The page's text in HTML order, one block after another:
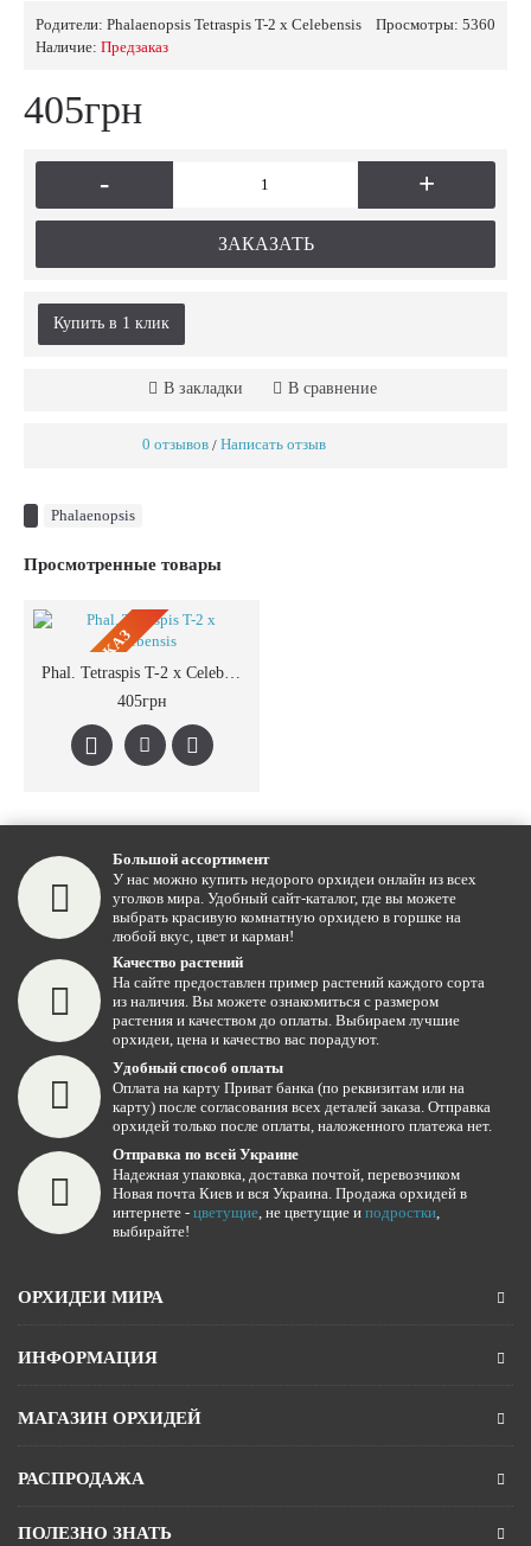
Просмотры: 5360
Родители: Phalaenopsis Tetraspis T-2 x Celebensis
Наличие: Предзаказ
405грн
- +
ЗАКАЗАТЬ
Купить в 1 клик
В закладки В сравнение
0 отзывов / Написать отзыв
Phalaenopsis
Просмотренные товары
ПРЕДЗАКАЗ
Phal. Tetraspis T-2 x Celebensis
405грн
Большой ассортимент
У нас можно купить недорого орхидеи онлайн из всех
уголков мира. Удобный сайт-каталог, где вы можете
выбрать красивую комнатную орхидею в горшке на
любой вкус, цвет и карман!
Качество растений
На сайте предоставлен пример растений каждого сорта
из наличия. Вы можете ознакомиться с размером
растения и качеством до оплаты. Выбираем лучшие
орхидеи, цена и качество вас порадуют.
Удобный способ оплаты
Оплата на карту Приват банка (по реквизитам или на
карту) после согласования всех деталей заказа. Отправка
орхидей только после оплаты, наложенного платежа нет.
Отправка по всей Украине
Надежная упаковка, доставка почтой, перевозчиком
Новая почта Киев и вся Украина. Продажа орхидей в
интернете - цветущие, не цветущие и подростки,
выбирайте!
ОРХИДЕИ МИРА
ИНФОРМАЦИЯ
МАГАЗИН ОРХИДЕЙ
РАСПРОДАЖА
ПОЛЕЗНО ЗНАТЬ